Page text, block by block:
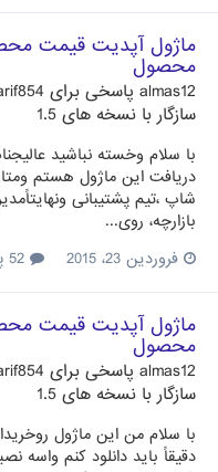
ماژول آپدیت قیمت
محصول
almas12 پاسخی برای
سازگار با نسخه های 1.5
دریافت این ماژول هستم
شاپ ،تیم پشتیبانی
بازارچه، روی...
فروردین 23، 2015
ماژول آپدیت قیمت
محصول
almas12 پاسخی برای
سازگار با نسخه های 1.5
با سلام من این ماژول
دقیقاً باید دانلود کنم